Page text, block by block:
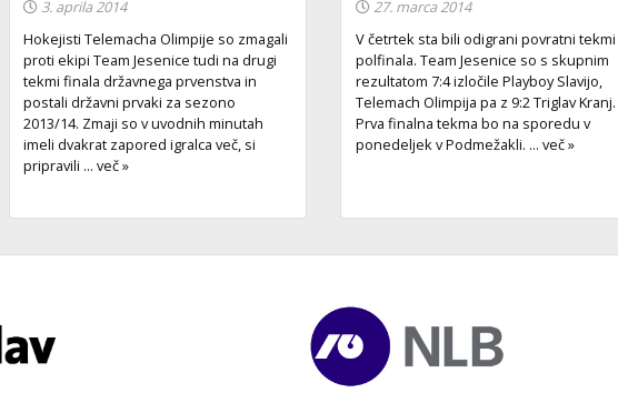
3. aprila 2014
Hokejisti Telemacha Olimpije so zmagali
proti ekipi Team Jesenice tudi na drugi
tekmi finala državnega prvenstva in
postali državni prvaki za sezono
2013/14. Zmaji so v uvodnih minutah
imeli dvakrat zapored igralca več, si
pripravili ... več »
27. marca 2014
V četrtek sta bili odigrani povratni tekmi
polfinala. Team Jesenice so s skupnim
rezultatom 7:4 izločile Playboy Slavijo,
Telemach Olimpija pa z 9:2 Triglav Kranj.
Prva finalna tekma bo na sporedu v
ponedeljek v Podmežakli. ... več »